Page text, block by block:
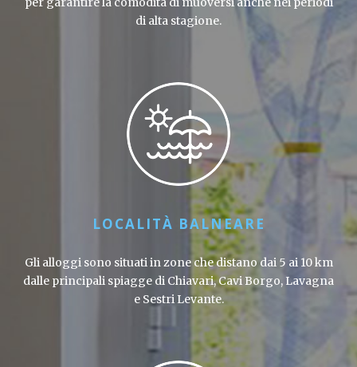
di alta stagione.
LOCALITÀ BALNEARE
Gli alloggi sono situati in zone che distano dai 5 ai 10 km
dalle principali spiagge di Chiavari, Cavi Borgo, Lavagna
e Sestri Levante.